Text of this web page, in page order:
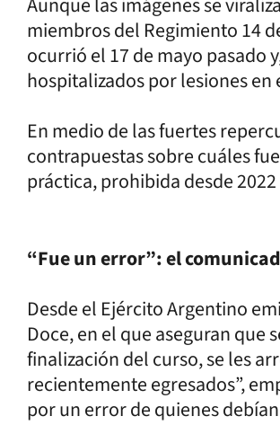
miembros del Regimiento 14
ocurrió el 17 de mayo pasado
hospitalizados por lesiones
En medio de las fuertes
contrapuestas sobre cuáles
práctica, prohibida desde
“Fue un error”: el
Desde el Ejército Argentino
Doce, en el que aseguran que
finalización del curso, se les
recientemente egresados”,
por un error de quienes